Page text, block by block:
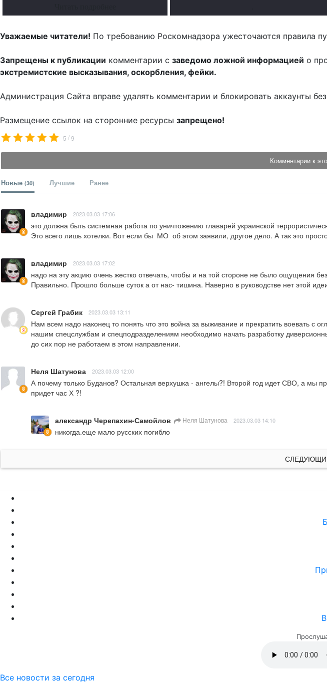
Уважаемые читатели! По требованию Роскомнадзора ужесточаются правила
Запрещены к публикации комментарии с заведомо ложной информацией о
экстремистские высказывания, оскорбления, фейки.
Администрация Сайта вправе удалять комментарии и блокировать аккаунты
Размещение ссылок на сторонние ресурсы запрещено!
5 /9
Комментарии к
Новые (30) Лучшие Ранее
владимир 2023.03.03 17:06
это должна быть системная работа по уничтожению главарей украинской
Это всего лишь хотелки. Вот если бы  МО  об этом заявили, другое дело. А так это
владимир 2023.03.03 17:02
надо на эту акцию очень жестко отвечать, чтобы и на той стороне не было ощущения
Правильно. Прошло больше суток а от нас- тишина. Наверно в руководстве нет этой
Сергей Грабик 2023.03.03 13:11
Нам всем надо наконец то понять что это война за выживание и прекратить воевать с
нашим спецслужбам и спецподразделениям необходимо начать разработку
до сих пор не работаем в этом направлении.
Неля Шатунова 2023.03.03 12:00
А почему только Буданов? Остальная верхушка - ангелы?! Второй год идет СВО, а мы
придет час Х ?!
александр Черепахин-Самойлов Неля Шатунова 2023.03.03 14:10
никогда.еще мало русских погибло
Все новости за сегодня